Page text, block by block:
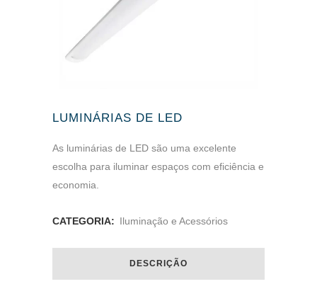
LUMINÁRIAS DE LED
As luminárias de LED são uma excelente
escolha para iluminar espaços com eficiência e
economia.
CATEGORIA: Iluminação e Acessórios
DESCRIÇÃO